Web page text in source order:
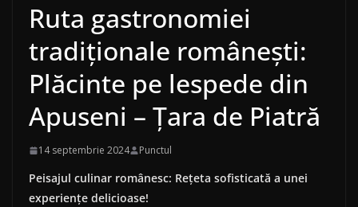
Ruta gastronomiei
tradiționale românești:
Plăcinte pe lespede din
Apuseni – Țara de Piatră
14 septembrie 2024 Punctul
Peisajul culinar românesc: Rețeta sofisticată a unei
experiențe delicioase!